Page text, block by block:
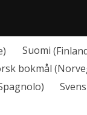
) Suomi (
bokmål (
)